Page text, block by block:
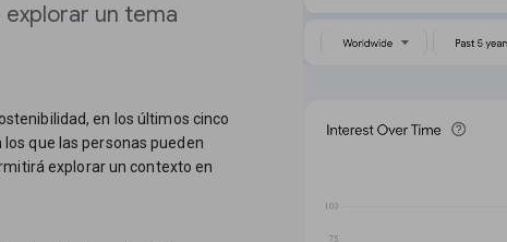
un tema
en los últimos cinco
que las personas pueden
explorar un contexto en